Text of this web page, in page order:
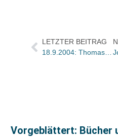
LETZTER BEITRAG
18.9.2004: Thomas Günther (65)
Vorgeblättert: Bücher